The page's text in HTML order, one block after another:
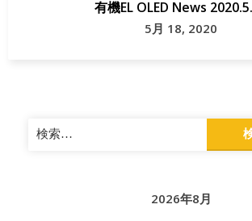
有機EL OLED News
5月 18, 2020
検
索:
2026年8月